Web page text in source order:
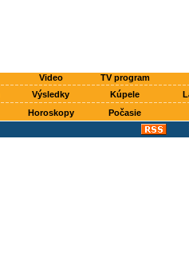
Video TV program
Výsledky Kúpele
Horoskopy Počasie